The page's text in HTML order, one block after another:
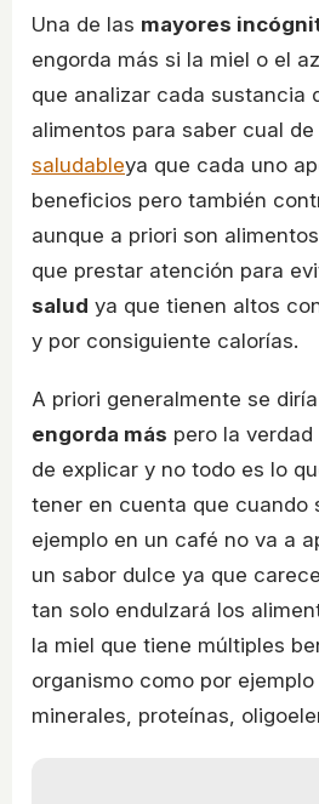
Una de las mayores
engorda más si la miel o el
que analizar cada sustancia
alimentos para saber cual
saludableya que cada uno
beneficios pero también
aunque a priori son
que prestar atención para
salud ya que tienen altos
y por consiguiente calorías.
A priori generalmente se
engorda más pero la
de explicar y no todo es lo
tener en cuenta que cuando
ejemplo en un café no va a
un sabor dulce ya que
tan solo endulzará los
la miel que tiene múltiples
organismo como por
minerales, proteínas,